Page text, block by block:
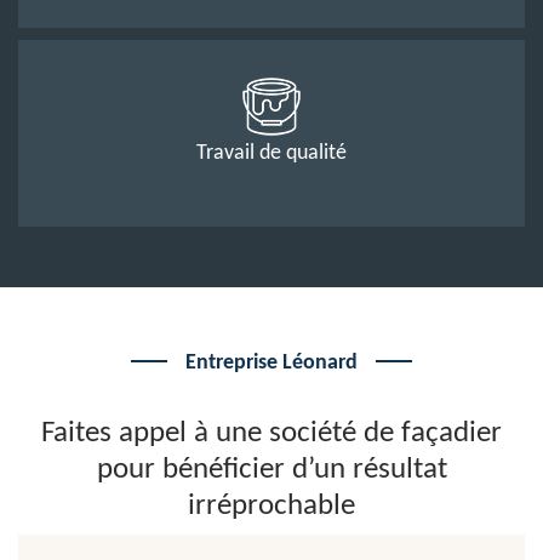
Travail de qualité
Entreprise Léonard
Faites appel à une société de façadier
pour bénéficier d’un résultat
irréprochable